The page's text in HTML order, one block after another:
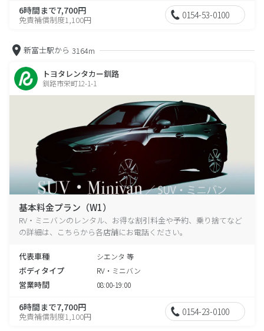
6時間まで7,700円
免責補償制度1,100円 0154-53-0100
新富士駅から 3164m
トヨタレンタカー釧路
釧路市栄町12-1-1
基本料金プラン（W1）
RV・ミニバンのレンタル、お得な割引料金や予約、乗り捨てなど
の詳細は、こちらから各店舗にお電話ください。
代表車種 シエンタ 等
ボディタイプ RV・ミニバン
営業時間 08:00-19:00
6時間まで7,700円
免責補償制度1,100円 0154-23-0100